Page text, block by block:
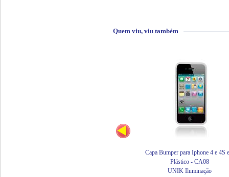
Quem viu, viu também
Capa Bumper para Iphone 4 e 4S
Plástico - CA08
UNIK Iluminação